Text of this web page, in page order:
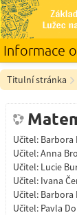
Informace
Čeština ‎(cs)‎
Titulní stránka
Učitel: Barbora
Učitel:Anna
Učitel: Lucie
Učitel: Ivana
Učitel: Barbora
Učitel: Pavla